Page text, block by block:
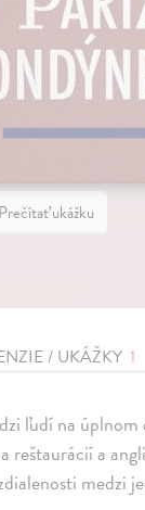
Prečítať ukážku
/ UKÁŽKY 1
ľudí na
reštaurácií a
medzi